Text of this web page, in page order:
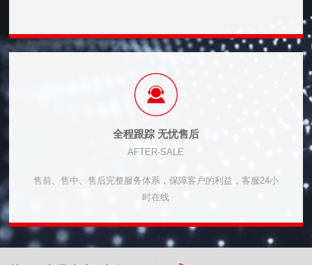
全程跟踪 无忧售后
AFTER-SALE
售前、售中、售后完整服务体系，保障客户的利益，客服24小
时在线